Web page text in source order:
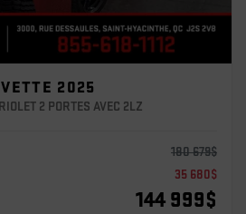
2025
2 PORTES AVEC 2LZ
180 679$
35 680$
144 999$